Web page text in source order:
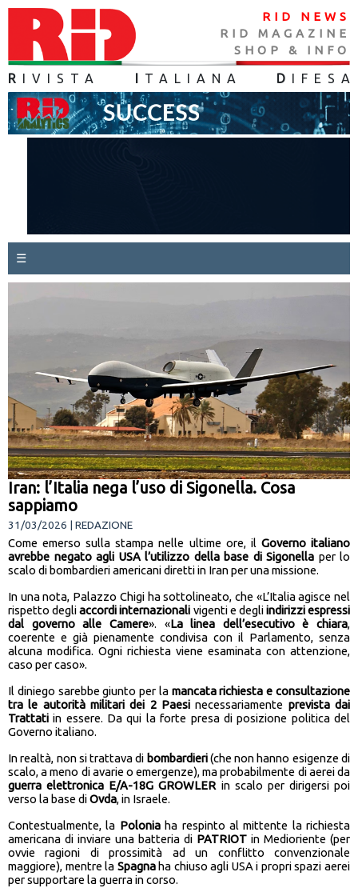
RID NEWS
RID MAGAZINE
SHOP & INFO
R IVISTA TALIANA D IFES A
☰
Iran: l’Italia nega l’uso di Sigonella. Cosa
sappiamo
31/03/2026 | REDAZIONE
Come emerso sulla stampa nelle ultime ore, il Governo italiano
avrebbe negato agli USA l’utilizzo della base di Sigonella per lo
scalo di bombardieri americani diretti in Iran per una missione.
In una nota, Palazzo Chigi ha sottolineato, che «L’Italia agisce nel
rispetto degliaccordi internazionali vigenti e degliindirizzi espressi
dal governo alle Camere». «La linea dell’esecutivo è chiara,
coerente e già pienamente condivisa con il Parlamento, senza
alcuna modifica. Ogni richiesta viene esaminata con attenzione,
caso per caso».
Il diniego sarebbe giunto per la mancata richiesta e consultazione
tra le autorità militari dei 2 Paesi necessariamente prevista dai
Trattati in essere. Da qui la forte presa di posizione politica del
Governo italiano.
In realtà, non si trattava di bombardieri(che non hanno esigenze di
scalo, a meno di avarie o emergenze), ma probabilmente di aerei da
guerra elettronica E/A-18G GROWLER in scalo per dirigersi poi
verso la base diOvda, in Israele.
Contestualmente, la Poloniaha respinto al mittente la richiesta
americana di inviare una batteria di PATRIOT in Medioriente (per
ovvie ragioni di prossimità ad un conflitto convenzionale
maggiore), mentre la Spagnaha chiuso agli USA i propri spazi aerei
per supportare la guerra in corso.